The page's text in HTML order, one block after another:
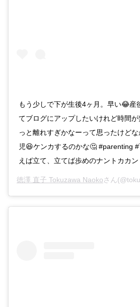
もう少しで下が生後4ヶ月。早い😂産
てブログにアップしたいけれど時間
っと離れすぎかなーって思ったけど
児😆ケンカするのかな🤔 #parenting
えば立て、立てば歩めのナントカカン
徳澤 直子 Tokuzawa Naokoさん